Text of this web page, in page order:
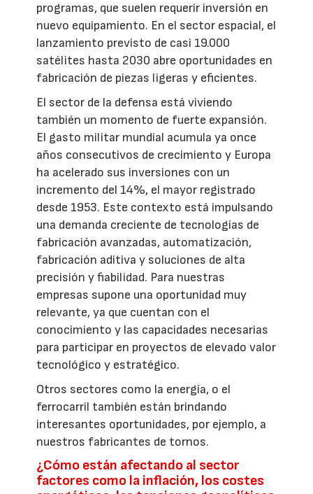
programas, que suelen requerir inversión en
nuevo equipamiento. En el sector espacial, el
lanzamiento previsto de casi 19.000
satélites hasta 2030 abre oportunidades en
fabricación de piezas ligeras y eficientes.
El sector de la defensa está viviendo
también un momento de fuerte expansión.
El gasto militar mundial acumula ya once
años consecutivos de crecimiento y Europa
ha acelerado sus inversiones con un
incremento del 14%, el mayor registrado
desde 1953. Este contexto está impulsando
una demanda creciente de tecnologías de
fabricación avanzadas, automatización,
fabricación aditiva y soluciones de alta
precisión y fiabilidad. Para nuestras
empresas supone una oportunidad muy
relevante, ya que cuentan con el
conocimiento y las capacidades necesarias
para participar en proyectos de elevado valor
tecnológico y estratégico.
Otros sectores como la energía, o el
ferrocarril también están brindando
interesantes oportunidades, por ejemplo, a
nuestros fabricantes de tornos.
¿Cómo están afectando al sector
factores como la inflación, los costes